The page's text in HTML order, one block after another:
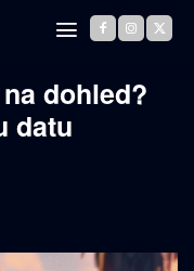
dohled?
datu